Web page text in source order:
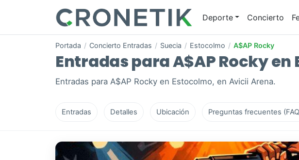
Deporte Concierto
Portada / Concierto Entradas / Suecia / Estocolmo / A$AP Rocky
Entradas para A$AP Rocky en
Entradas para A$AP Rocky en Estocolmo, en Avicii Arena.
Entradas Detalles Ubicación Preguntas frecuentes